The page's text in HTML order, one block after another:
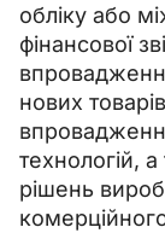
обліку або
фінансової
нових
технологій,
рішень